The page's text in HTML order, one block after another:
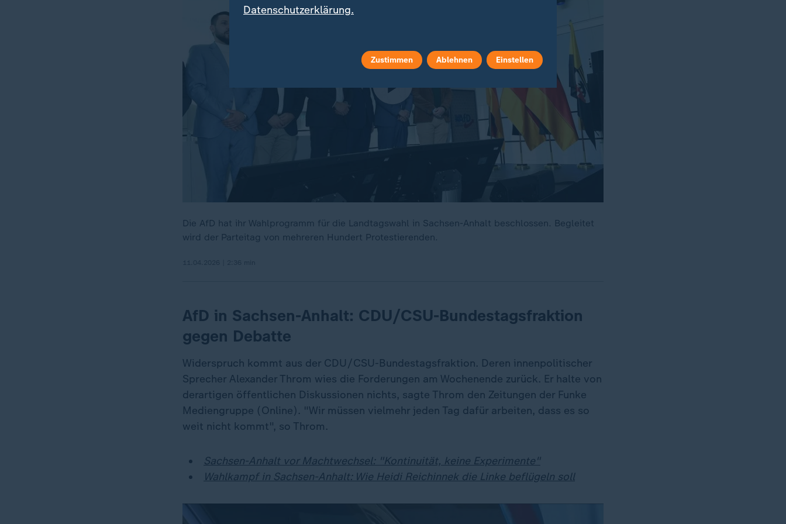
Die AfD hat ihr Wahlprogramm für die Landtagswahl in Sachsen-Anhalt beschlossen. Begleitet
wird der Parteitag von mehreren Hundert Protestierenden.
AfD in Sachsen-Anhalt: CDU/CSU-Bundestagsfraktion
gegen Debatte
Widerspruch kommt aus der CDU/CSU-Bundestagsfraktion. Deren innenpolitischer
Sprecher Alexander Throm wies die Forderungen am Wochenende zurück. Er halte von
derartigen öffentlichen Diskussionen nichts, sagte Throm den Zeitungen der Funke
Mediengruppe (Online). "Wir müssen vielmehr jeden Tag dafür arbeiten, dass es so
weit nicht kommt", so Throm.
Sachsen-Anhalt vor Machtwechsel: "Kontinuität, keine Experimente"
Wahlkampf in Sachsen-Anhalt: Wie Heidi Reichinnek die Linke beflügeln soll
Datenschutzerklärung.
Zustimmen Ablehnen Einstellen